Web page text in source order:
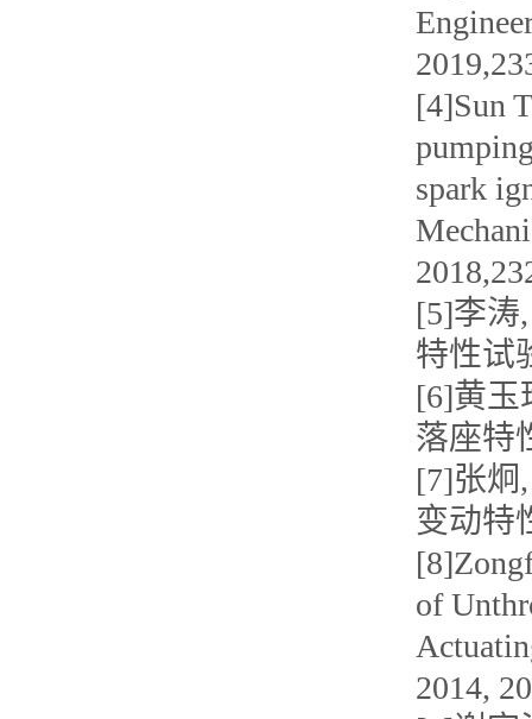
[4]Sun
spark
[5]李涛
特性试
[6]黄玉
落座特
[7]张炯
变动特
of
2014,